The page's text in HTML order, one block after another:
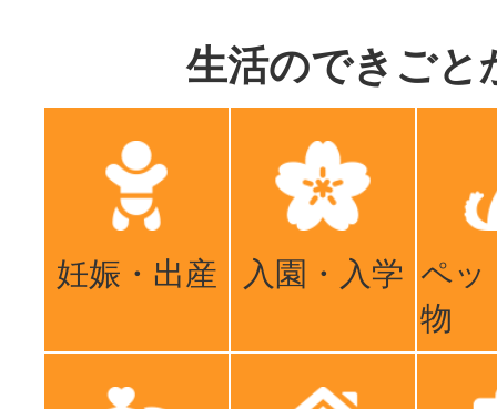
生活のできごと
妊娠・出産 入園・入学 ペッ
物